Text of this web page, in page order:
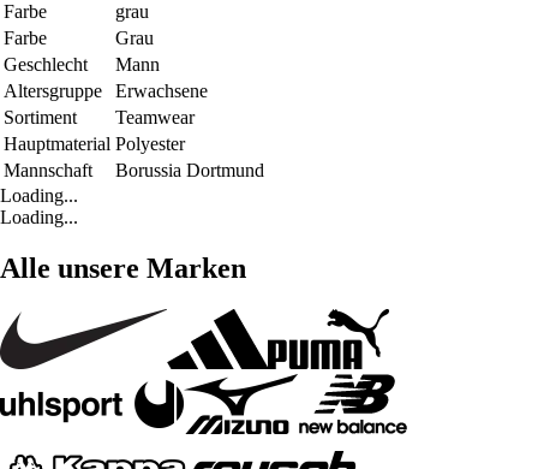
Farbe
grau
Farbe
Grau
Geschlecht
Mann
Altersgruppe
Erwachsene
Sortiment
Teamwear
Hauptmaterial Polyester
Mannschaft
Borussia Dortmund
Loading...
Loading...
Alle unsere Marken